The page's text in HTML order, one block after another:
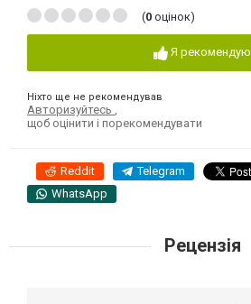
(0 оцінок)
Я рекомендую
Ніхто ще не рекомендував
Авторизуйтесь
щоб оцінити і порекомендувати
Reddit Telegram
WhatsApp
Рецензія